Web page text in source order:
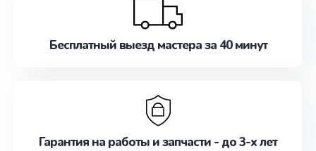
Бесплатный выезд мастера за 40 минут
Гарантия на работы и запчасти - до 3-х лет